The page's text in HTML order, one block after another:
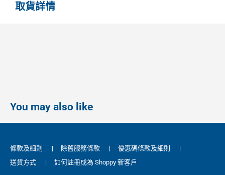
取貨詳情
You may also like
條款及細則 | 除舊服務條款 | 優惠碼條款及細則
|
送貨方式
| 如何註冊成為 Shoppy 新客戶